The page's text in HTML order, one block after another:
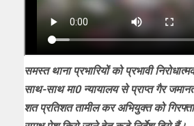
समस्त थाना प्रभारियों को प्रभावी
साथ-साथ मा0 न्यायालय से प्राप्त गैर
शत प्रतिशत तामील कर अभियुक्त को